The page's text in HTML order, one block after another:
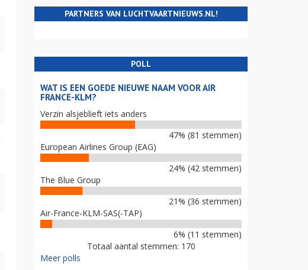
PARTNERS VAN LUCHTVAARTNIEUWS.NL!
POLL
WAT IS EEN GOEDE NIEUWE NAAM VOOR AIR
FRANCE-KLM?
Verzin alsjeblieft iets anders
47% (81 stemmen)
European Airlines Group (EAG)
24% (42 stemmen)
The Blue Group
21% (36 stemmen)
Air-France-KLM-SAS(-TAP)
6% (11 stemmen)
Totaal aantal stemmen: 170
Meer polls